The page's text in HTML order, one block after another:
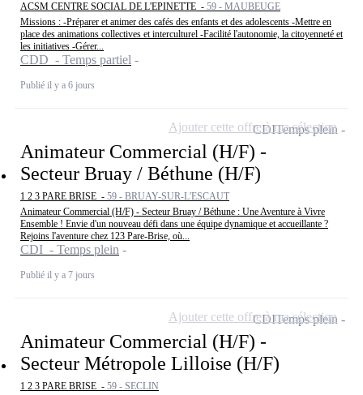
ACSM CENTRE SOCIAL DE L'EPINETTE - 59 - MAUBEUGE
Missions : -Préparer et animer des cafés des enfants et des adolescents -Mettre en
place des animations collectives et interculturel -Facilité l'autonomie, la citoyenneté et
les initiatives -Gérer...
CDD - Temps partiel
Publié il y a 6 jours
Animateur Commercial (H/F) -
Secteur Bruay / Béthune (H/F)
1 2 3 PARE BRISE - 59 - BRUAY-SUR-L'ESCAUT
Animateur Commercial (H/F) - Secteur Bruay / Béthune : Une Aventure à Vivre
Ensemble ! Envie d'un nouveau défi dans une équipe dynamique et accueillante ?
Rejoins l'aventure chez 123 Pare-Brise, où...
CDI - Temps plein
Publié il y a 7 jours
CDITemps plein
Ajouter cette offre à ma sélection
Animateur Commercial (H/F) -
Secteur Métropole Lilloise (H/F)
1 2 3 PARE BRISE - 59 - SECLIN
CDITemps plein
Ajouter cette offre à ma sélection